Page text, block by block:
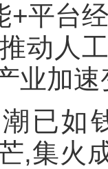
+平台
动人
业加
已如
,集火